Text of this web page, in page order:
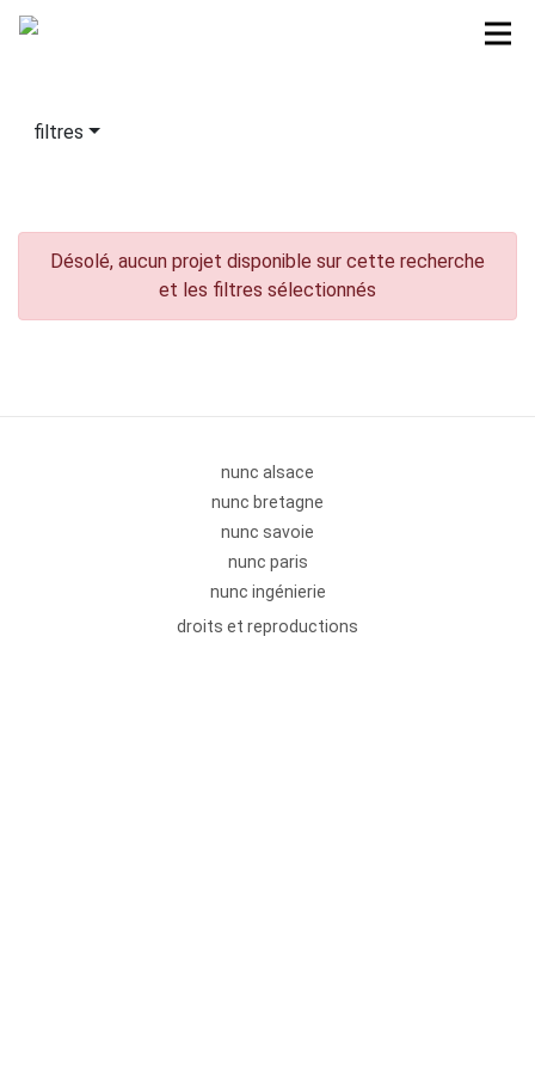
filtres
Désolé, aucun projet disponible sur cette recherche
et les filtres sélectionnés
nunc alsace
nunc bretagne
nunc savoie
nunc paris
nunc ingénierie
droits et reproductions